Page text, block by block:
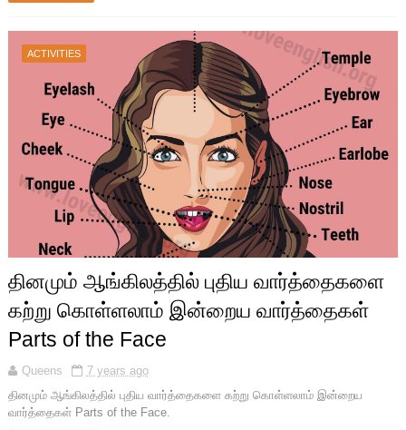
ACTIVITIES
தினமும் ஆங்கிலத்தில் புதிய வார்த்தைகளை
கற்று கொள்ளலாம் இன்றைய வார்த்தைகள்
Parts of the Face
Queens
7 years ago
தினமும் ஆங்கிலத்தில் புதிய வார்த்தைகளை கற்று கொள்ளலாம் இன்றைய
வார்த்தைகள் Parts of the Face.